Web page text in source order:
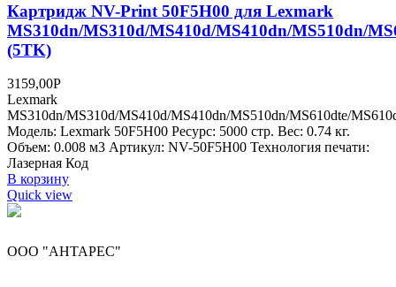
Картридж NV-Print 50F5H00 для Lexmark
MS310dn/MS310d/MS410d/MS410dn/MS510dn/
(5TK)
3159,00Р
Lexmark
MS310dn/MS310d/MS410d/MS410dn/MS510dn/MS610dte/
Модель: Lexmark 50F5H00 Ресурс: 5000 стр. Вес: 0.74 кг.
Объем: 0.008 м3 Артикул: NV-50F5H00 Технология печати:
Лазерная Код
В корзину
Quick view
ООО "АНТАРЕС"